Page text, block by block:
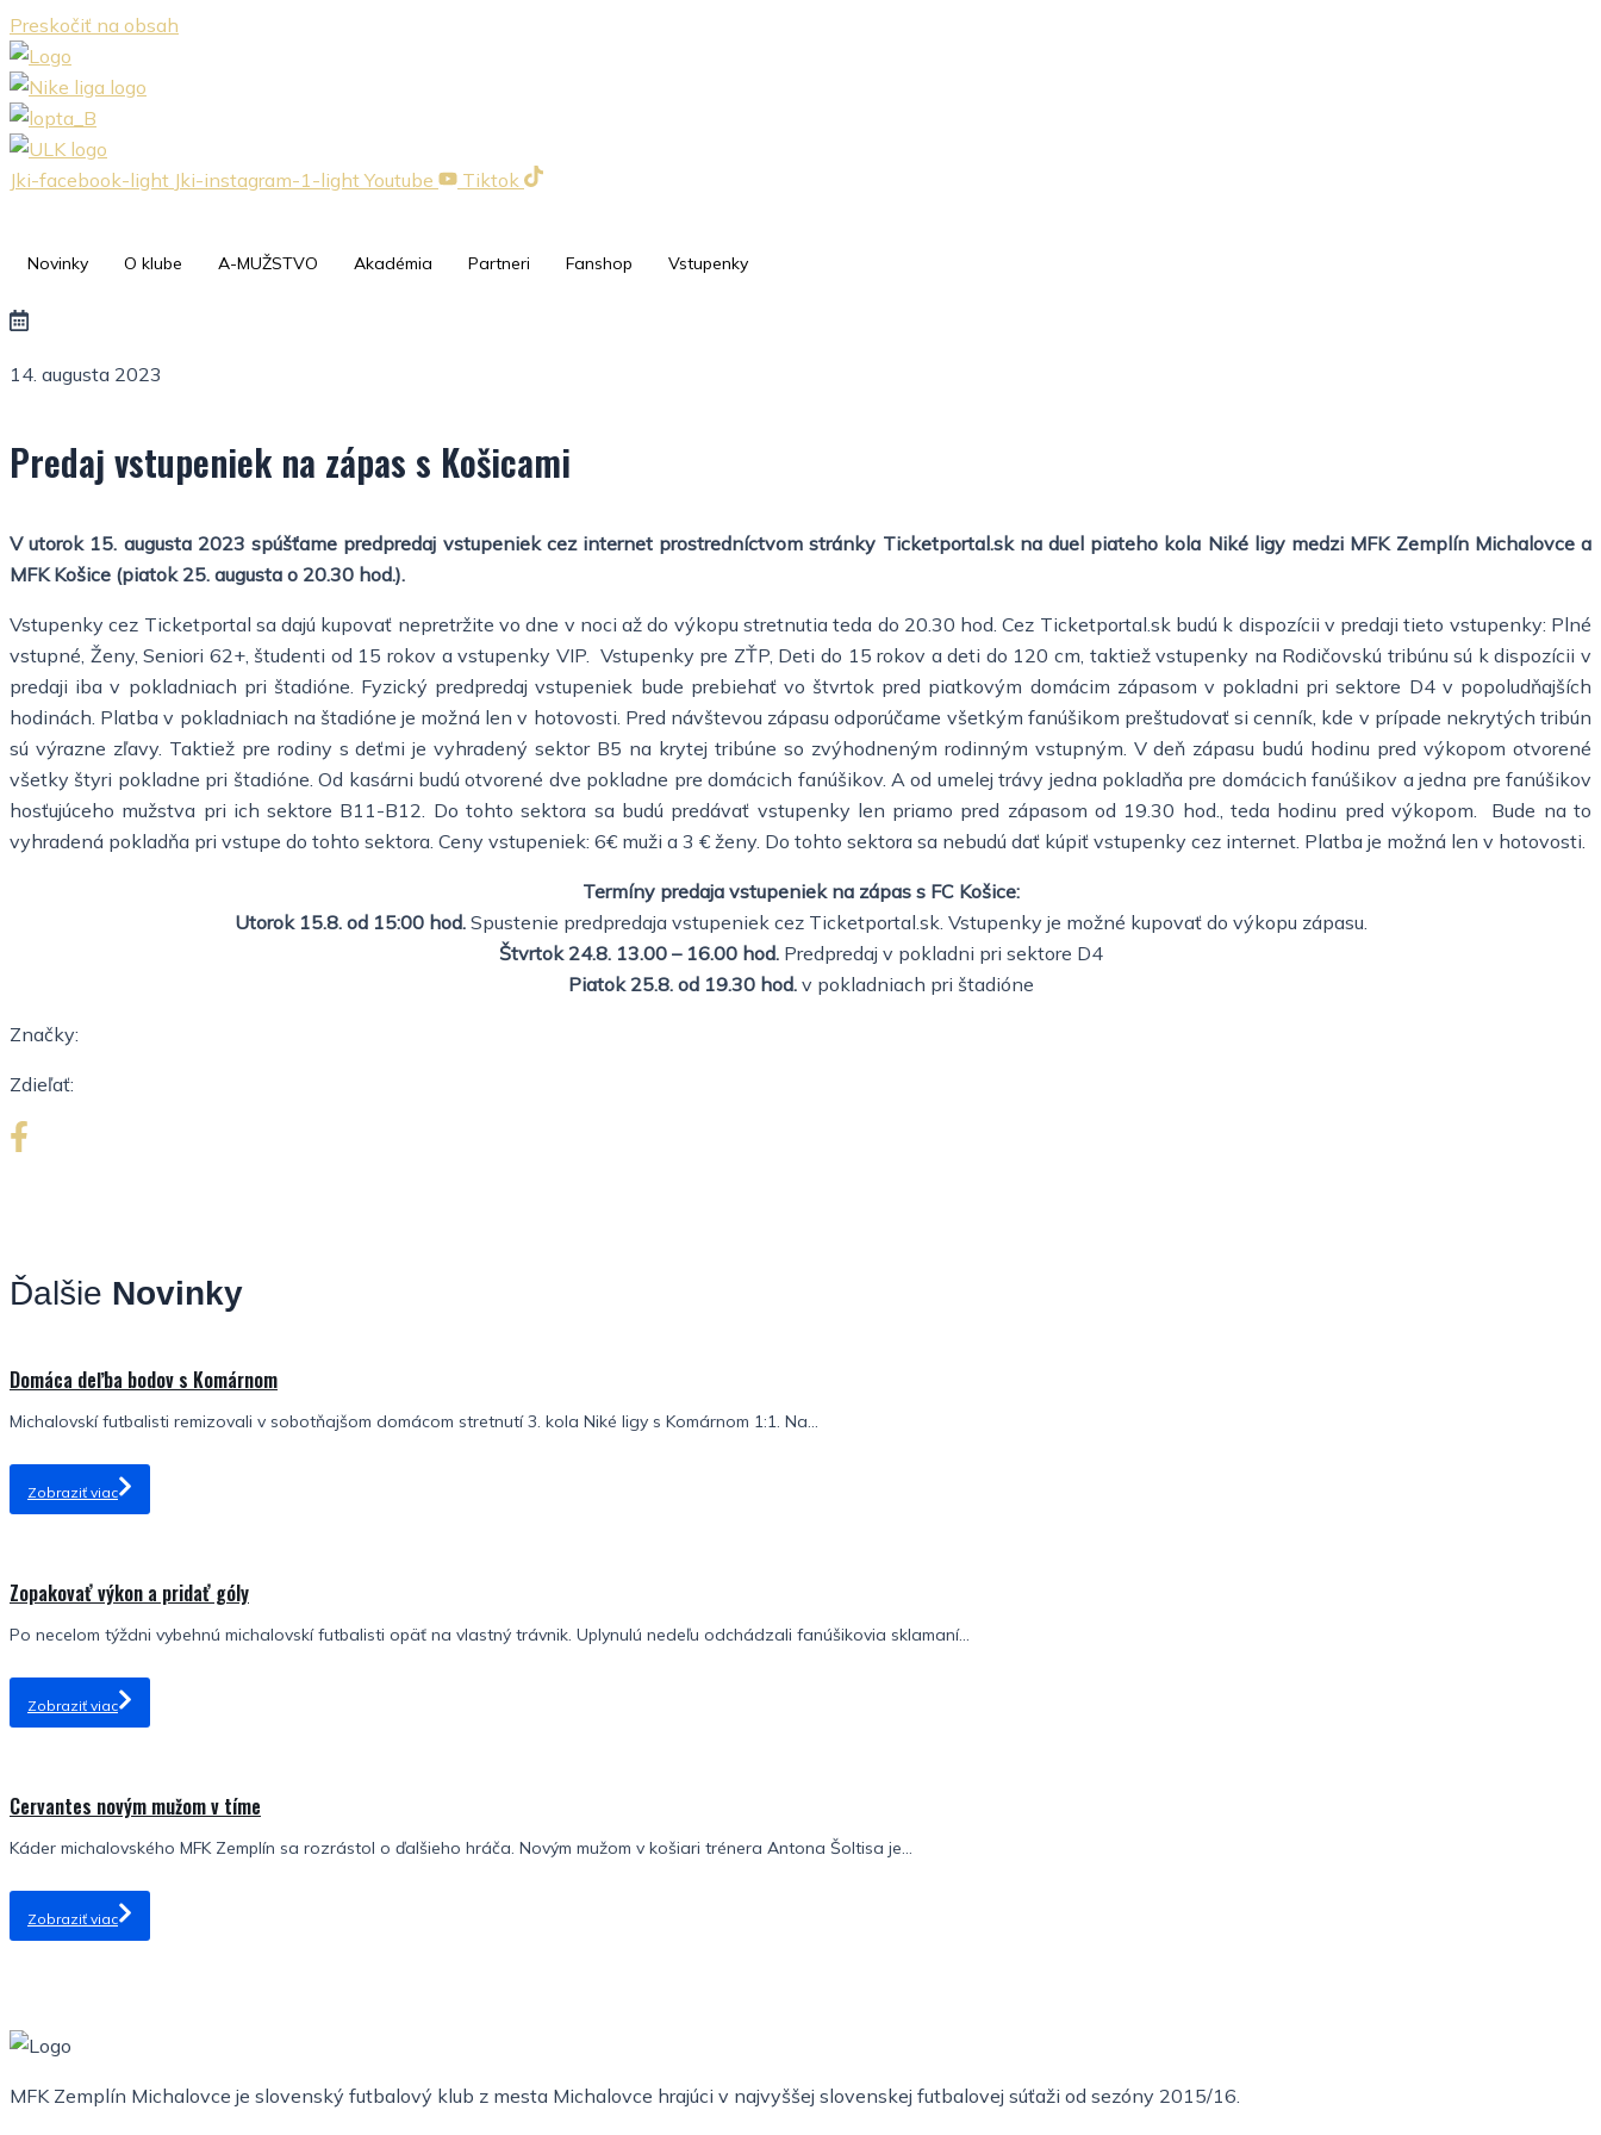
Preskočiť na obsah
Jki-facebook-light Jki-instagram-1-light Youtube Tiktok
Novinky O klube A-MUŽSTVO Akadémia Partneri Fanshop Vstupenky
14. augusta 2023
Predaj vstupeniek na zápas s Košicami
V utorok 15. augusta 2023 spúšťame predpredaj vstupeniek cez internet prostredníctvom stránky Ticketportal.sk na duel piateho kola Niké ligy medzi MFK Zemplín Michalovce a
MFK Košice (piatok 25. augusta o 20.30 hod.).
Vstupenky cez Ticketportal sa dajú kupovať nepretržite vo dne v noci až do výkopu stretnutia teda do 20.30 hod. Cez Ticketportal.sk budú k dispozícii v predaji tieto vstupenky: Plné
vstupné, Ženy, Seniori 62+, študenti od 15 rokov a vstupenky VIP. Vstupenky pre ZŤP, Deti do 15 rokov a deti do 120 cm, taktiež vstupenky na Rodičovskú tribúnu sú k dispozícii v
predaji iba v pokladniach pri štadióne. Fyzický predpredaj vstupeniek bude prebiehať vo štvrtok pred piatkovým domácim zápasom v pokladni pri sektore D4 v popoludňajších
hodinách. Platba v pokladniach na štadióne je možná len v hotovosti. Pred návštevou zápasu odporúčame všetkým fanúšikom preštudovať si cenník, kde v prípade nekrytých tribún
sú výrazne zľavy. Taktiež pre rodiny s deťmi je vyhradený sektor B5 na krytej tribúne so zvýhodneným rodinným vstupným. V deň zápasu budú hodinu pred výkopom otvorené
všetky štyri pokladne pri štadióne. Od kasárni budú otvorené dve pokladne pre domácich fanúšikov. A od umelej trávy jedna pokladňa pre domácich fanúšikov a jedna pre fanúšikov
hosťujúceho mužstva pri ich sektore B11-B12. Do tohto sektora sa budú predávať vstupenky len priamo pred zápasom od 19.30 hod., teda hodinu pred výkopom. Bude na to
vyhradená pokladňa pri vstupe do tohto sektora. Ceny vstupeniek: 6€ muži a 3 € ženy. Do tohto sektora sa nebudú dať kúpiť vstupenky cez internet. Platba je možná len v hotovosti.
Termíny predaja vstupeniek na zápas s FC Košice:
Utorok 15.8. od 15:00 hod. Spustenie predpredaja vstupeniek cez Ticketportal.sk. Vstupenky je možné kupovať do výkopu zápasu.
Štvrtok 24.8. 13.00 – 16.00 hod. Predpredaj v pokladni pri sektore D4
Piatok 25.8. od 19.30 hod. v pokladniach pri štadióne
Značky:
Zdieľať:
Ďalšie Novinky
Domáca deľba bodov s Komárnom
Michalovskí futbalisti remizovali v sobotňajšom domácom stretnutí 3. kola Niké ligy s Komárnom 1:1. Na...
Zobraziť viac
Zopakovať výkon a pridať góly
Po necelom týždni vybehnú michalovskí futbalisti opäť na vlastný trávnik. Uplynulú nedeľu odchádzali fanúšikovia sklamaní...
Zobraziť viac
Cervantes novým mužom v tíme
Káder michalovského MFK Zemplín sa rozrástol o ďalšieho hráča. Novým mužom v košiari trénera Antona Šoltisa je...
Zobraziť viac
MFK Zemplín Michalovce je slovenský futbalový klub z mesta Michalovce hrajúci v najvyššej slovenskej futbalovej súťaži od sezóny 2015/16.